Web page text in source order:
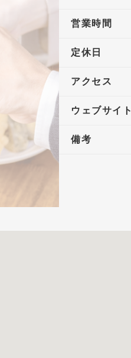
営業時間
定休日
アクセス
ウェブサイト
備考